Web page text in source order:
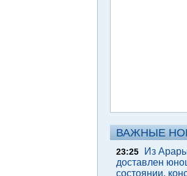
ВАЖНЫЕ
23:25
Из
доставлен
состоянии,